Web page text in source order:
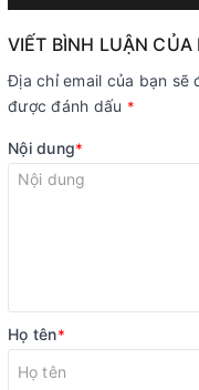
VIẾT BÌNH LUẬN CỦA
Địa chỉ email của bạn sẽ
được đánh dấu *
Nội dung*
Họ tên*